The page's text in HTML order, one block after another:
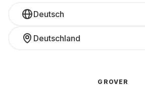
Deutsch
Deutschland
GROVER